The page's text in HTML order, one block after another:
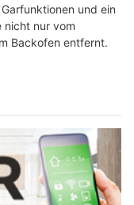
und ein
nicht nur vom
Backofen entfernt.